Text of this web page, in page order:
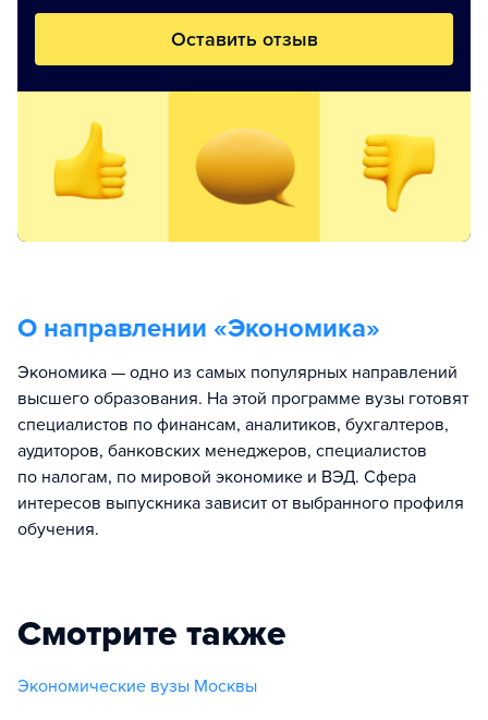
Оставить отзыв
О направлении «Экономика»
Экономика — одно из самых популярных направлений
высшего образования. На этой программе вузы готовят
специалистов по финансам, аналитиков, бухгалтеров,
аудиторов, банковских менеджеров, специалистов
по налогам, по мировой экономике и ВЭД. Сфера
интересов выпускника зависит от выбранного профиля
обучения.
Смотрите также
Экономические вузы Москвы